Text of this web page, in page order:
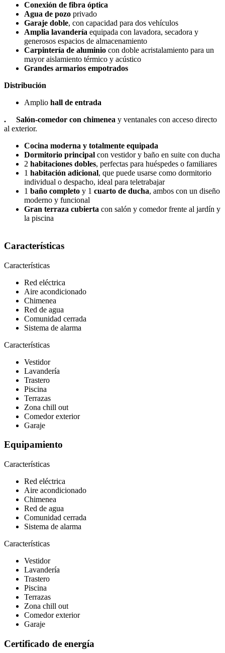
Conexión de fibra óptica
Agua de pozo privado
Garaje doble, con capacidad para dos vehículos
Amplia lavandería equipada con lavadora, secadora y
generosos espacios de almacenamiento
Carpintería de aluminio con doble acristalamiento para un
mayor aislamiento térmico y acústico
Grandes armarios empotrados
Distribución
Amplio hall de entrada
. Salón-comedor con chimenea y ventanales con acceso directo
al exterior.
Cocina moderna y totalmente equipada
Dormitorio principal con vestidor y baño en suite con ducha
2 habitaciones dobles, perfectas para huéspedes o familiares
1 habitación adicional, que puede usarse como dormitorio
individual o despacho, ideal para teletrabajar
1 baño completo y 1 cuarto de ducha, ambos con un diseño
moderno y funcional
Gran terraza cubierta con salón y comedor frente al jardín y
la piscina
Características
Características
Red eléctrica
Aire acondicionado
Chimenea
Red de agua
Comunidad cerrada
Sistema de alarma
Características
Vestidor
Lavandería
Trastero
Piscina
Terrazas
Zona chill out
Comedor exterior
Garaje
Equipamiento
Características
Red eléctrica
Aire acondicionado
Chimenea
Red de agua
Comunidad cerrada
Sistema de alarma
Características
Vestidor
Lavandería
Trastero
Piscina
Terrazas
Zona chill out
Comedor exterior
Garaje
Certificado de energía